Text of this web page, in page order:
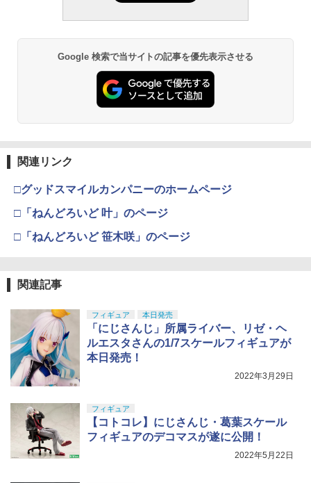
Google 検索で当サイトの記事を優先表示させる
関連リンク
□グッドスマイルカンパニーのホームページ
□「ねんどろいど 叶」のページ
□「ねんどろいど 笹木咲」のページ
関連記事
フィギュア 本日発売
「にじさんじ」所属ライバー、リゼ・ヘ
ルエスタさんの1/7スケールフィギュアが
本日発売！
2022年3月29日
フィギュア
【コトコレ】にじさんじ・葛葉スケール
フィギュアのデコマスが遂に公開！
2022年5月22日